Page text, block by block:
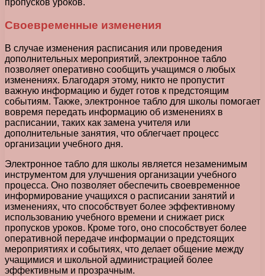
пропусков уроков.
Своевременные изменения
В случае изменения расписания или проведения
дополнительных мероприятий, электронное табло
позволяет оперативно сообщить учащимся о любых
изменениях. Благодаря этому, никто не пропустит
важную информацию и будет готов к предстоящим
событиям. Также, электронное табло для школы помогает
вовремя передать информацию об изменениях в
расписании, таких как замена учителя или
дополнительные занятия, что облегчает процесс
организации учебного дня.
Электронное табло для школы является незаменимым
инструментом для улучшения организации учебного
процесса. Оно позволяет обеспечить своевременное
информирование учащихся о расписании занятий и
изменениях, что способствует более эффективному
использованию учебного времени и снижает риск
пропусков уроков. Кроме того, оно способствует более
оперативной передаче информации о предстоящих
мероприятиях и событиях, что делает общение между
учащимися и школьной администрацией более
эффективным и прозрачным.